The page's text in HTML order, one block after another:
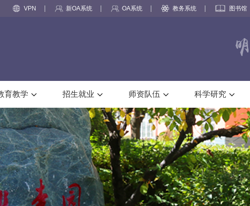
VPN 新OA系统 OA系统 教务系统 图书馆
育教学 招生就业 师资队伍 科学研究